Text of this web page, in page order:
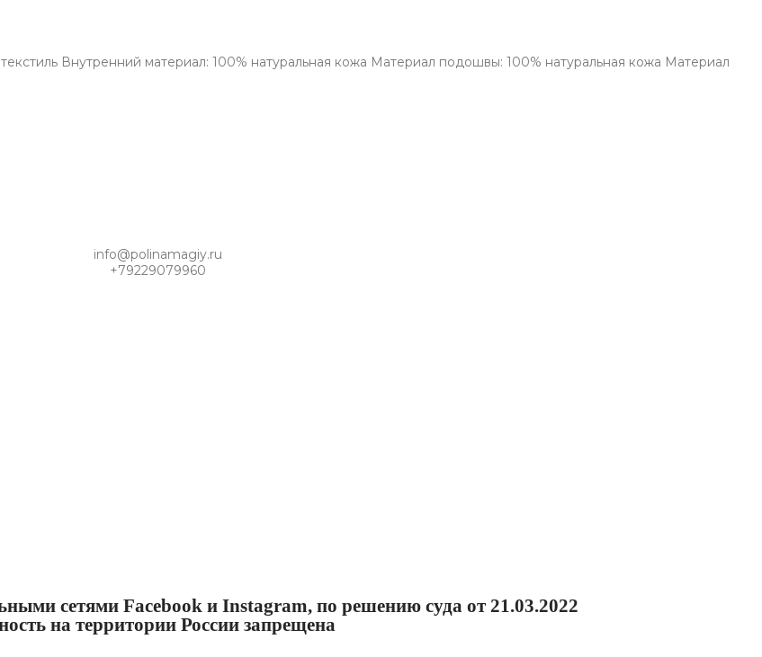
Внутренний материал: 100% натуральная кожа Материал подошвы: 100% натуральная кожа Материал
info@polinamagiy.ru
+79229079960
сетями Facebook и Instagram, по решению суда от 21.03.2022
на территории России запрещена